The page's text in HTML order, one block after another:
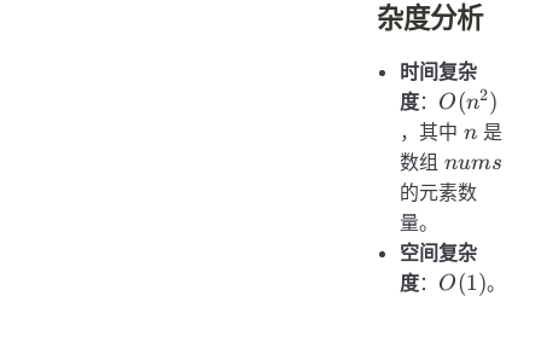
杂度分析
时间复杂
度： O(n^2)
O(n2)
，其中n
n 是
数组nums
nums
的元素数
量。
空间复杂
度： O(1)
O(1)。